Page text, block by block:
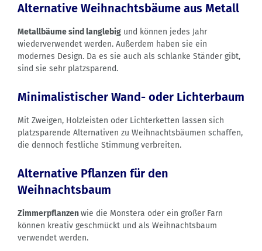
Alternative Weihnachtsbäume aus Metall
Metallbäume sind langlebig und können jedes Jahr
wiederverwendet werden. Außerdem haben sie ein
modernes Design. Da es sie auch als schlanke Ständer gibt,
sind sie sehr platzsparend.
Minimalistischer Wand- oder Lichterbaum
Mit Zweigen, Holzleisten oder Lichterketten lassen sich
platzsparende Alternativen zu Weihnachtsbäumen schaffen,
die dennoch festliche Stimmung verbreiten.
Alternative Pflanzen für den
Weihnachtsbaum
Zimmerpflanzenwie die Monstera oder ein großer Farn
können kreativ geschmückt und als Weihnachtsbaum
verwendet werden.